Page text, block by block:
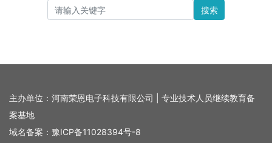
搜索
主办单位：河南荣恩电子科技有限公司 | 专业技术人员继续教育备
案基地
域名备案： 豫ICP备11028394号-8